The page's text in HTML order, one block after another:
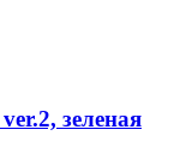
зеленая